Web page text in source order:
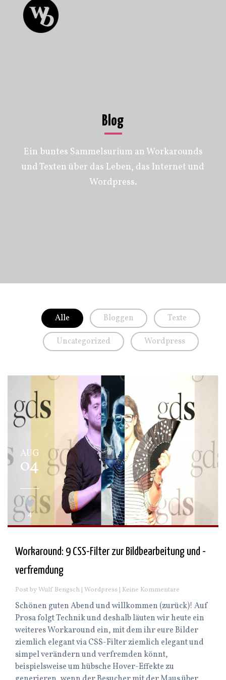
Blog
Ein buntes Sammelsurium an Workarounds
und Texten über das Leben, das Internet und
Wordpress.
Alle Bloggen Texte
Uncategorized Wordpress
AUG
04
4
Workaround: 9 CSS-Filter zur Bildbearbeitung und -
verfremdung
Post by Wulf Bengsch | Wordpress | Keine Kommentare
Schönen guten Abend und willkommen (zurück)! Auf
Prosa folgt Technik und deshalb läuten wir heute ein
weiteres Workaround ein, mit dem ihr eure Bilder
ziemlich elegant via CSS-Filter ziemlich elegant und
simpel verändern und verfremden könnt,
beispielsweise um hübsche Hover-Effekte zu